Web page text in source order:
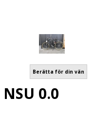
Berätta för din vän
NSU 0.0